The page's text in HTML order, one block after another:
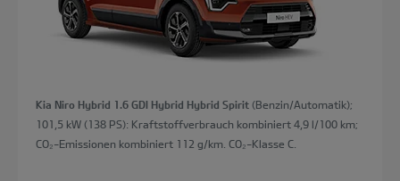
Kia Niro Hybrid 1.6 GDI Hybrid Hybrid Spirit (Benzin/Automatik);
101,5 kW (138 PS): Kraftstoffverbrauch kombiniert 4,9 l/100 km;
CO₂-Emissionen kombiniert 112 g/km. CO₂-Klasse C.